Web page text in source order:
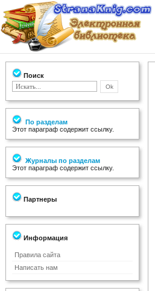
Поиск
По разделам
Этот параграф содержит ссылку.
Журналы по разделам
Этот параграф содержит ссылку.
Партнеры
Информация
Правила сайта
Написать нам